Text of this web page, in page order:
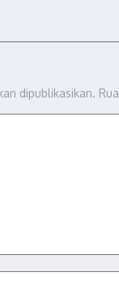
dipublikasikan.